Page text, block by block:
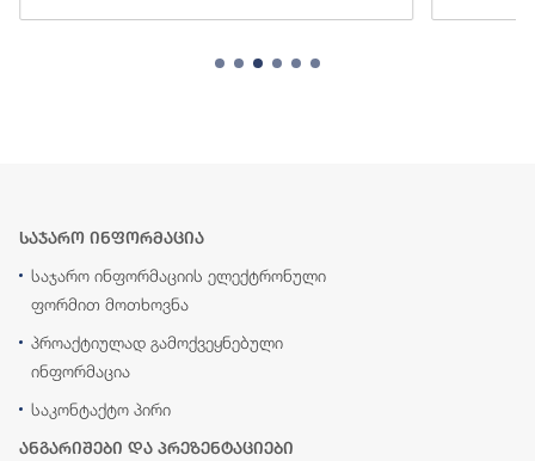
საჯარო ინფორმაცია
საჯარო ინფორმაციის ელექტრონული
ფორმით მოთხოვნა
პროაქტიულად გამოქვეყნებული
ინფორმაცია
საკონტაქტო პირი
ანგარიშები და პრეზენტაციები